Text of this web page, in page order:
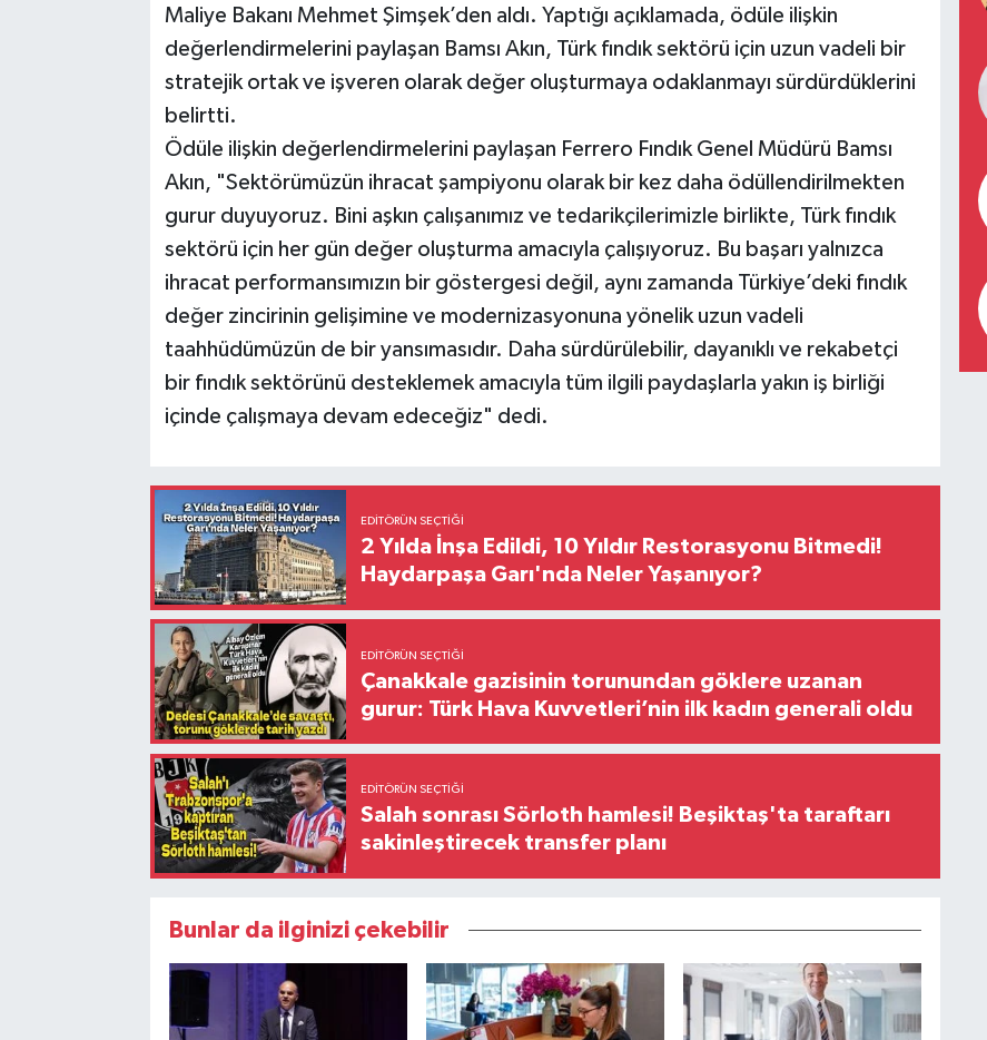
Maliye Bakanı Mehmet Şimşek’den aldı. Yaptığı açıklamada, ödüle ilişkin
değerlendirmelerini paylaşan Bamsı Akın, Türk fındık sektörü için uzun vadeli bir
stratejik ortak ve işveren olarak değer oluşturmaya odaklanmayı sürdürdüklerini
belirtti.
Ödüle ilişkin değerlendirmelerini paylaşan Ferrero Fındık Genel Müdürü Bamsı
Akın, "Sektörümüzün ihracat şampiyonu olarak bir kez daha ödüllendirilmekten
gurur duyuyoruz. Bini aşkın çalışanımız ve tedarikçilerimizle birlikte, Türk fındık
sektörü için her gün değer oluşturma amacıyla çalışıyoruz. Bu başarı yalnızca
ihracat performansımızın bir göstergesi değil, aynı zamanda Türkiye’deki fındık
değer zincirinin gelişimine ve modernizasyonuna yönelik uzun vadeli
taahhüdümüzün de bir yansımasıdır. Daha sürdürülebilir, dayanıklı ve rekabetçi
bir fındık sektörünü desteklemek amacıyla tüm ilgili paydaşlarla yakın iş birliği
içinde çalışmaya devam edeceğiz" dedi.
EDITÖRÜN SEÇTIĞI
2 Yılda İnşa Edildi, 10 Yıldır Restorasyonu Bitmedi!
Haydarpaşa Garı'nda Neler Yaşanıyor?
EDITÖRÜN SEÇTIĞI
Çanakkale gazisinin torunundan göklere uzanan
gurur: Türk Hava Kuvvetleri’nin ilk kadın generali oldu
EDITÖRÜN SEÇTIĞI
Salah sonrası Sörloth hamlesi! Beşiktaş'ta taraftarı
sakinleştirecek transfer planı
Bunlar da ilginizi çekebilir